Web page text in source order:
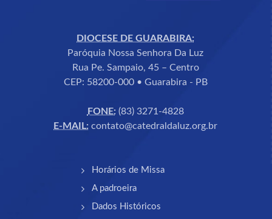
DIOCESE DE GUARABIRA:
Paróquia Nossa Senhora Da Luz
Rua Pe. Sampaio, 45 – Centro
CEP: 58200-000 • Guarabira - PB
FONE:(83) 3271-4828
E-MAIL: contato@catedraldaluz.org.br
Horários de Missa
A padroeira
Dados Históricos